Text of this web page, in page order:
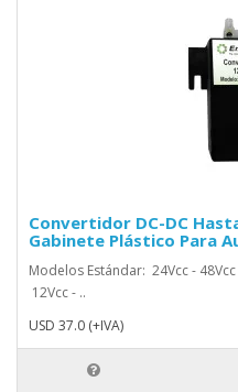
Convertidor DC-DC
Gabinete Plástico Para
Modelos Estándar: 24Vcc -
12Vcc - ..
USD 37.0 (+IVA)